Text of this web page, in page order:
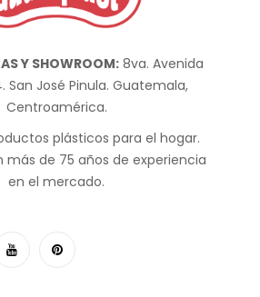
Y SHOWROOM:8va. Avenida
San José Pinula. Guatemala,
Centroamérica.
plásticos para el hogar.
de 75 años de experiencia
en el mercado.